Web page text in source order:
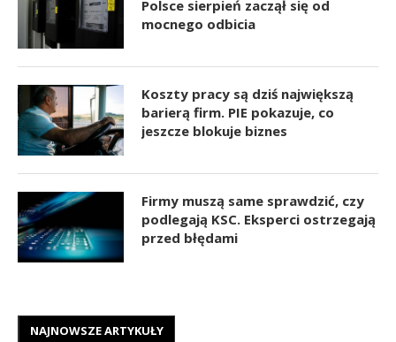
Polsce sierpień zaczął się od
mocnego odbicia
Koszty pracy są dziś największą
barierą firm. PIE pokazuje, co
jeszcze blokuje biznes
Firmy muszą same sprawdzić, czy
podlegają KSC. Eksperci ostrzegają
przed błędami
NAJNOWSZE ARTYKUŁY